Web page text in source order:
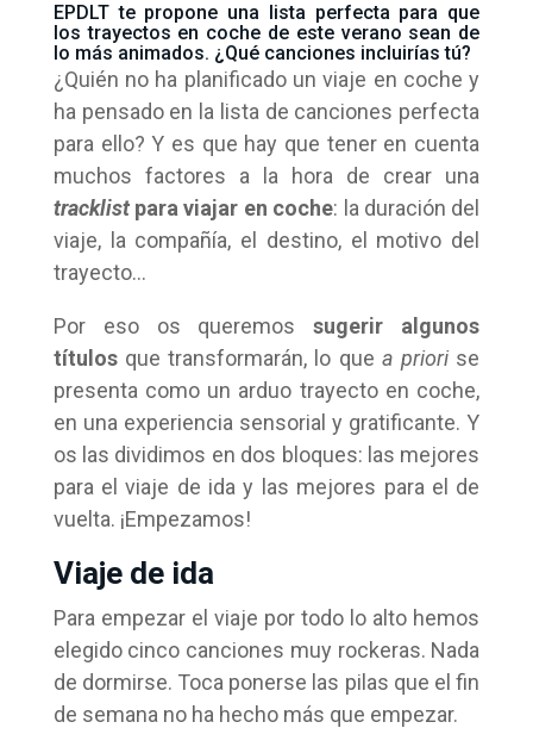
EPDLT te propone una lista perfecta para que
los trayectos en coche de este verano sean de
lo más animados. ¿Qué canciones incluirías tú?
¿Quién no ha planificado un viaje en coche y
ha pensado en la lista de canciones perfecta
para ello? Y es que hay que tener en cuenta
muchos factores a la hora de crear una
tracklistpara viajar en coche: la duración del
viaje, la compañía, el destino, el motivo del
trayecto…
Por eso os queremossugerir algunos
títulosque transformarán, lo que a priori se
presenta como un arduo trayecto en coche,
en una experiencia sensorial y gratificante. Y
os las dividimos en dos bloques: las mejores
para el viaje de ida y las mejores para el de
vuelta. ¡Empezamos!
Viaje de ida
Para empezar el viaje por todo lo alto hemos
elegido cinco canciones muy rockeras. Nada
de dormirse. Toca ponerse las pilas que el fin
de semana no ha hecho más que empezar.